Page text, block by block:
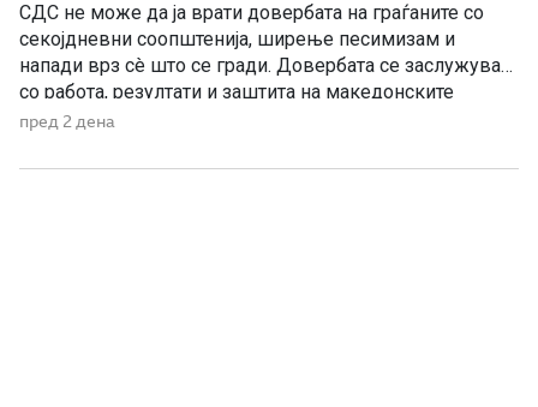
СДС не може да ја врати довербата на граѓаните со
секојдневни соопштенија, ширење песимизам и
напади врз сè што се гради. Довербата се заслужува
со работа, резултати и заштита на македонските
национални и државни интереси. По седумгодишното
впечаток дека е сериозна опозиција. Но, граѓаните
пред 2 дена